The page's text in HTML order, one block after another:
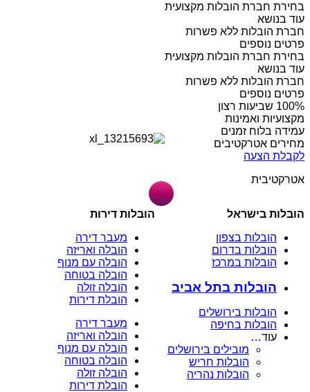
בחירת חברת הובלות מקצועית
עוד בנושא
חברת הובלות ללא פשרות
פרטים נוספים
בחירת חברת הובלות מקצועית
עוד בנושא
חברת הובלות ללא פשרות
פרטים נוספים
מקצועיות ואמינות
עמידה בלוח זמנים
מחירים אטרקטיבים
לקבלת הצעה
אטרקטיבית
הובלות בישראל
הובלות בצפון
הובלות בדרום
הובלות במרכז
הובלות בתל אביב
הובלות בירושלים
הובלות בחיפה
עוד…
מובילים בירושלים
הובלות חריש
הובלות נהריה
הובלות דירות
מעבר דירה
הובלה ואריזה
הובלה עם מנוף
הובלה בטוחה
הובלה זולה
הובלת דירות
מעבר דירה
הובלה ואריזה
הובלה עם מנוף
הובלה בטוחה
הובלה זולה
הובלת דירות